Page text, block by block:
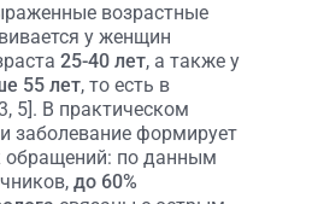
возрастные
у женщин
25-40 лет, а также у
55 лет, то есть в
5]. В практическом
заболевание формирует
обращений: по данным
до 60%